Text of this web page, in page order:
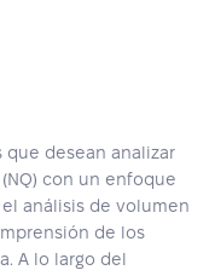
que desean analizar
(NQ) con un enfoque
análisis de volumen
de los
A lo largo del